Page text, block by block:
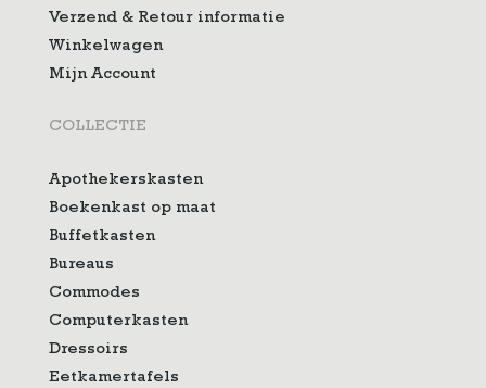
Verzend & Retour informatie
Winkelwagen
Mijn Account
COLLECTIE
Apothekerskasten
Boekenkast op maat
Buffetkasten
Bureaus
Commodes
Computerkasten
Dressoirs
Eetkamertafels